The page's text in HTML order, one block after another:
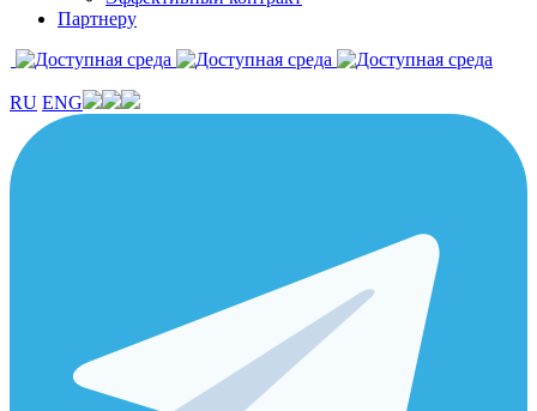
Партнеру
RU ENG